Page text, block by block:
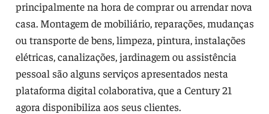
principalmente na hora de comprar ou arrendar nova
casa. Montagem de mobiliário, reparações, mudanças
ou transporte de bens, limpeza, pintura, instalações
elétricas, canalizações, jardinagem ou assistência
pessoal são alguns serviços apresentados nesta
plataforma digital colaborativa, que a Century 21
agora disponibiliza aos seus clientes.